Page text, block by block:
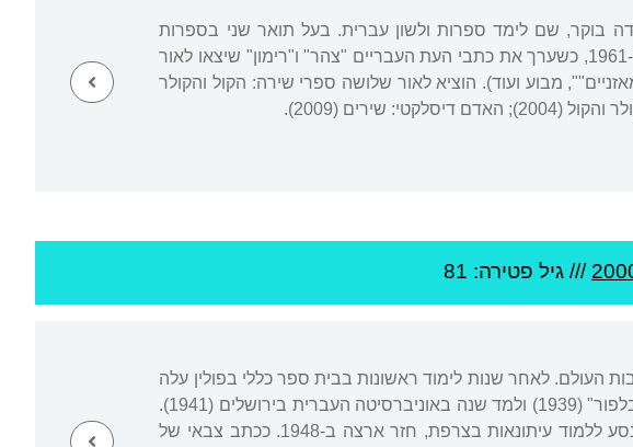
ב-1969 והתיישב במדרשת שדה בוקר, שם לימד ספרות ולשון עברית. בעל תואר שני בספרות
השוואתית מהאוניברסיטה העברית בירושלים. החל לכתוב שירה עברית ב-1961, כשערך את כתבי העת העבריים "צהר" ו"רימון" שיצאו לאור
מבוע ועוד). הוציא לאור שלושה ספרי שירה: הקול והקולר
/// גיל פטירה: 81
העולם. לאחר שנות לימוד ראשונות בבית ספר כללי בפולין עלה
עם משפחתו ארצה ב-1929, וגר בתל אביב. סיים את לימודיו בגימנסיה "בלפור" (1939) ולמד שנה באוניברסיטה העברית בירושלים (1941).
ב-1944 הצטרף למערכת "הארץ", ובה עבד לסירוגין עד 1966. ב-1947 נסע ללמוד עיתונאות בצרפת, חזר ארצה ב-1948. ככתב צבאי של